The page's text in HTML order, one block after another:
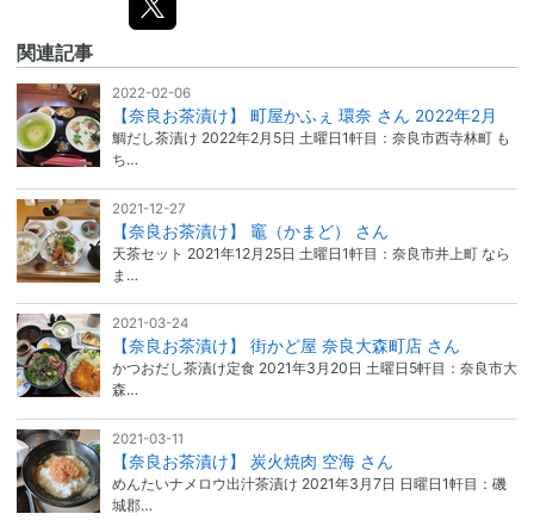
関連記事
2022-02-06
【奈良お茶漬け】 町屋かふぇ 環奈 さん 2022年2月
鯛だし茶漬け 2022年2月5日 土曜日1軒目：奈良市西寺林町 も
ち…
2021-12-27
【奈良お茶漬け】 竈（かまど） さん
天茶セット 2021年12月25日 土曜日1軒目：奈良市井上町 なら
ま…
2021-03-24
【奈良お茶漬け】 街かど屋 奈良大森町店 さん
かつおだし茶漬け定食 2021年3月20日 土曜日5軒目：奈良市大
森…
2021-03-11
【奈良お茶漬け】 炭火焼肉 空海 さん
めんたいナメロウ出汁茶漬け 2021年3月7日 日曜日1軒目：磯
城郡…